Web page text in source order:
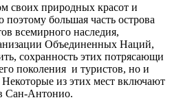
своих природных красот и
большая часть острова
всемирного наследия,
Объединенных Наций,
сохранность этих потрясающи
поколения и туристов, но и
из этих мест включают
Сан-Антонио.